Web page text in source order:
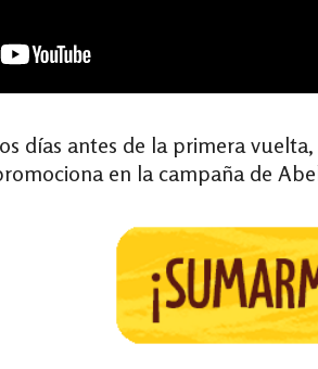
días antes de la primera
en la campaña de